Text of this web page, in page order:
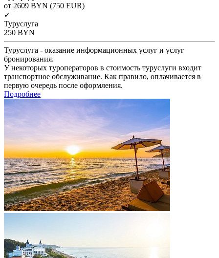
от 2609 BYN (750 EUR)
✓
Туруслуга
250 BYN
Туруслуга - оказание информационных услуг и услуг
бронирования.
У некоторых туроператоров в стоимость туруслуги входит
транспортное обслуживание. Как правило, оплачивается в
первую очередь после оформления.
Подробнее